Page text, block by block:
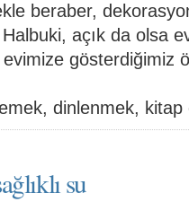
beraber,
açık da olsa
gösterdiğimiz
dinlenmek,
su